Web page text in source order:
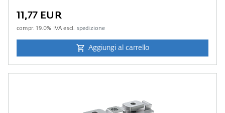
11,77 EUR
compr.19.0% IVA escl. spedizione
Aggiungi al carrello